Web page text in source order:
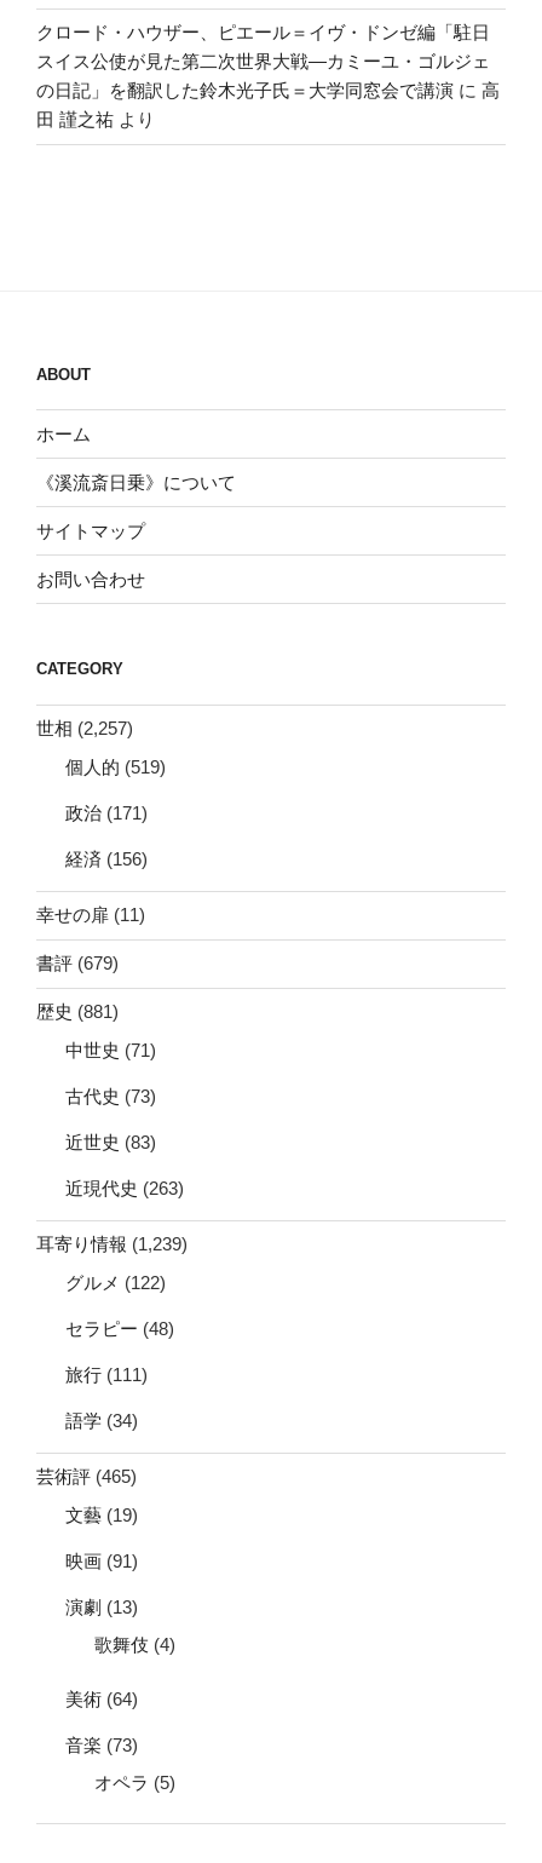
クロード・ハウザー、ピエール＝イヴ・ドンゼ編「駐日
スイス公使が見た第二次世界大戦―カミーユ・ゴルジェ
の日記」を翻訳した鈴木光子氏＝大学同窓会で講演 に 高
田 謹之祐 より
ABOUT
ホーム
《溪流斎日乗》について
サイトマップ
お問い合わせ
CATEGORY
世相 (2,257)
個人的 (519)
政治 (171)
経済 (156)
幸せの扉 (11)
書評 (679)
歴史 (881)
中世史 (71)
古代史 (73)
近世史 (83)
近現代史 (263)
耳寄り情報 (1,239)
グルメ (122)
セラピー (48)
旅行 (111)
語学 (34)
芸術評 (465)
文藝 (19)
映画 (91)
演劇 (13)
歌舞伎 (4)
美術 (64)
音楽 (73)
オペラ (5)